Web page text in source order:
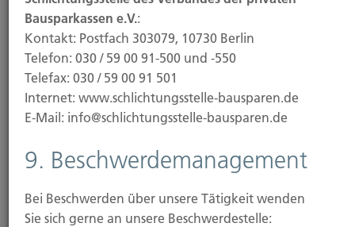
Vergleich, den Volkswagen mit seinen...
Weiterlesen
21.10.2025
Beitragsbemessungsgrenzen steigen ab 2026
Bausparkassen e.V.:
Kontakt: Postfach 303079, 10730 Berlin
Telefon: 030 / 59 00 91-500 und -550
Telefax: 030 / 59 00 91 501
Internet: www.schlichtungsstelle-bausparen.de
E-Mail: info@schlichtungsstelle-bausparen.de
9. Beschwerdemanagement
Bei Beschwerden über unsere Tätigkeit wenden
Sie sich gerne an unsere Beschwerdestelle: